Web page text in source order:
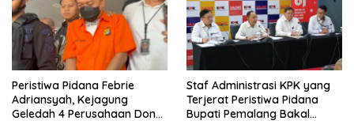
Peristiwa Pidana Febrie
Adriansyah, Kejagung
Geledah 4 Perusahaan Don
Staf Administrasi KPK yang
Terjerat Peristiwa Pidana
Bupati Pemalang Bakal